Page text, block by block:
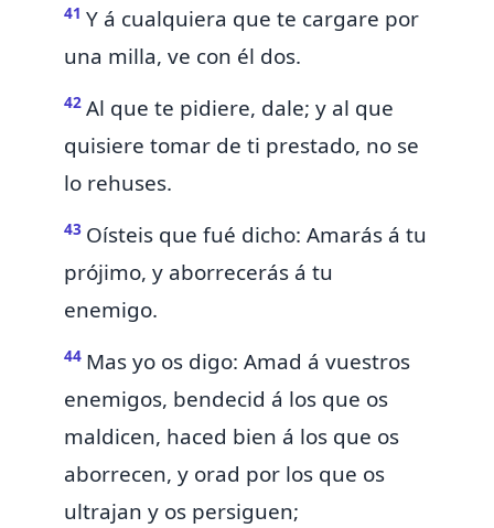
41 Y á cualquiera que te cargare por
una milla, ve con él dos.
42 Al que te pidiere, dale; y al que
quisiere tomar de ti prestado, no se
lo rehuses.
43 Oísteis que fué dicho: Amarás á tu
prójimo, y aborrecerás á tu
enemigo.
44 Mas yo os digo: Amad á vuestros
enemigos, bendecid á los que os
maldicen, haced bien á los que os
aborrecen, y orad por los que os
ultrajan y os persiguen;